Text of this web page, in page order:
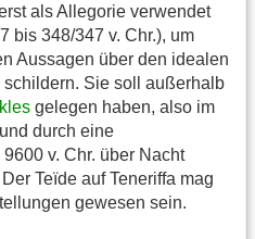
als Allegorie verwendet
bis 348/347 v. Chr.), um
Aussagen über den idealen
Sie soll außerhalb
gelegen haben, also im
durch eine
v. Chr. über Nacht
Teïde auf Teneriffa mag
gewesen sein.